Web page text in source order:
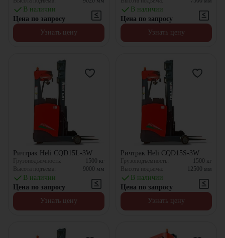
В наличии
Цена по запросу
Узнать цену
В наличии
Цена по запросу
Узнать цену
Ричтрак Heli CQD15L-3W
Грузоподъемность: 1500 кг
Высота подъема:
9000 мм
В наличии
Цена по запросу
Узнать цену
Ричтрак Heli CQD15S-3W
Грузоподъемность: 1500 кг
Высота подъема:
12500 мм
В наличии
Цена по запросу
Узнать цену